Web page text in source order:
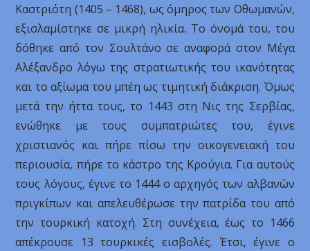
Καστριότη (1405 – 1468), ως όμηρος των Οθωμανών,
εξισλαμίστηκε σε μικρή ηλικία. Το όνομά του, του
δόθηκε από τον Σουλτάνο σε αναφορά στον Μέγα
Αλέξανδρο λόγω της στρατιωτικής του ικανότητας
και το αξίωμα του μπέη ως τιμητική διάκριση. Όμως
μετά την ήττα τους, το 1443 στη Νις της Σερβίας,
ενώθηκε με τους συμπατριώτες του, έγινε
χριστιανός και πήρε πίσω την οικογενειακή του
περιουσία, πήρε το κάστρο της Κρούγια. Για αυτούς
τους λόγους, έγινε το 1444 ο αρχηγός των αλβανών
πριγκίπων και απελευθέρωσε την πατρίδα του από
την τουρκική κατοχή. Στη συνέχεια, έως το 1466
απέκρουσε 13 τουρκικές εισβολές. Έτσι, έγινε ο